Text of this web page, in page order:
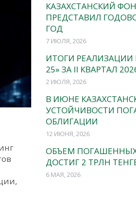
КАЗАХСТАНСКИЙ
ПРЕДСТАВИЛ
ГОД
7 ИЮЛЯ, 2026
ИТОГИ
25» ЗА II КВАРТАЛ
2 ИЮЛЯ, 2026
В ИЮНЕ
УСТОЙЧИВОСТИ
ОБЛИГАЦИИ
12 ИЮНЯ, 2026
ОБЪЕМ
ДОСТИГ 2 ТРЛН
6 МАЯ, 2026